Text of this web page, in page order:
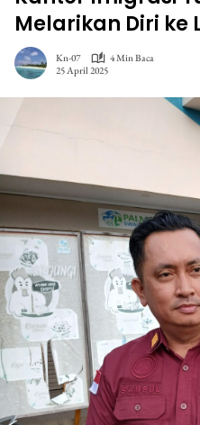
Melarikan Diri ke
Kn-07
4 Min Baca
25 April 2025